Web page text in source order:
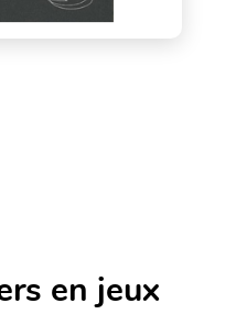
en jeux